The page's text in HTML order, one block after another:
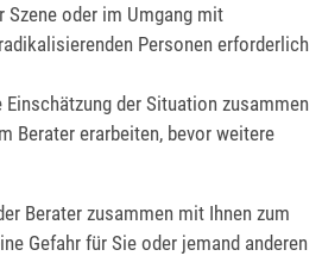
Szene oder im Umgang mit
Personen erforderlich
der Situation zusammen
Berater erarbeiten, bevor weitere
Berater zusammen mit Ihnen zum
Gefahr für Sie oder jemand anderen